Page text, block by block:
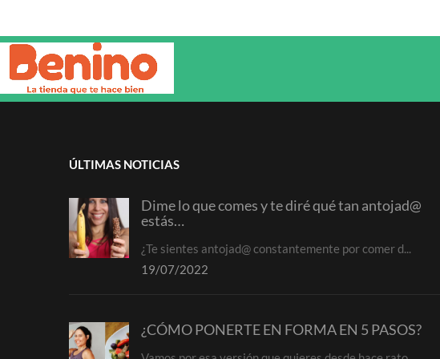
ÚLTIMAS NOTICIAS
Dime lo que comes y te diré qué tan antojad@
estás…
¿Te sientes antojad@ constantemente por comer d...
19/07/2022
¿CÓMO PONERTE EN FORMA EN 5 PASOS?